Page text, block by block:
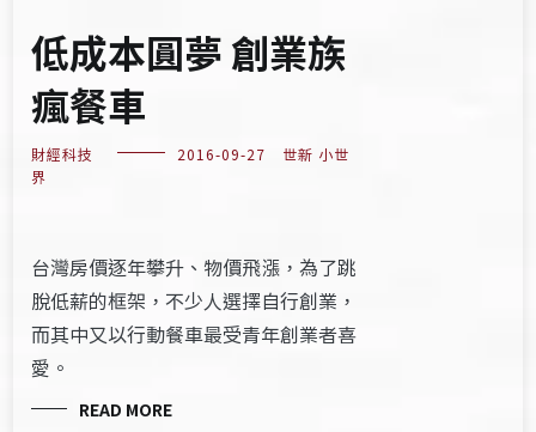
低成本圓夢 創業族
瘋餐車
財經科技 2016-09-27
世新 小世
界
台灣房價逐年攀升、物價飛漲，為了跳
脫低薪的框架，不少人選擇自行創業，
而其中又以行動餐車最受青年創業者喜
愛。
READ MORE